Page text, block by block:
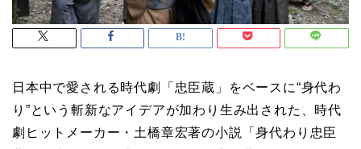
日本中で愛される時代劇「忠臣蔵」をベースに“身代わ
り”という斬新なアイデアが加わり生み出された、時代
劇ヒットメーカー・土橋章宏著の小説「身代わり忠臣